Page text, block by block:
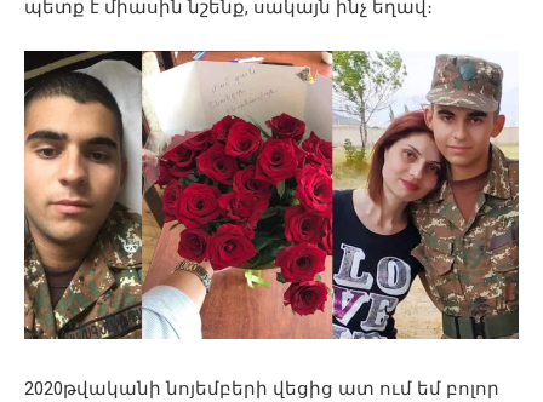
պետք է միասին նշենք, սակայն ինչ եղավ։
2020թվականի նոյեմբերի վեցից ատ ում եմ բոլոր